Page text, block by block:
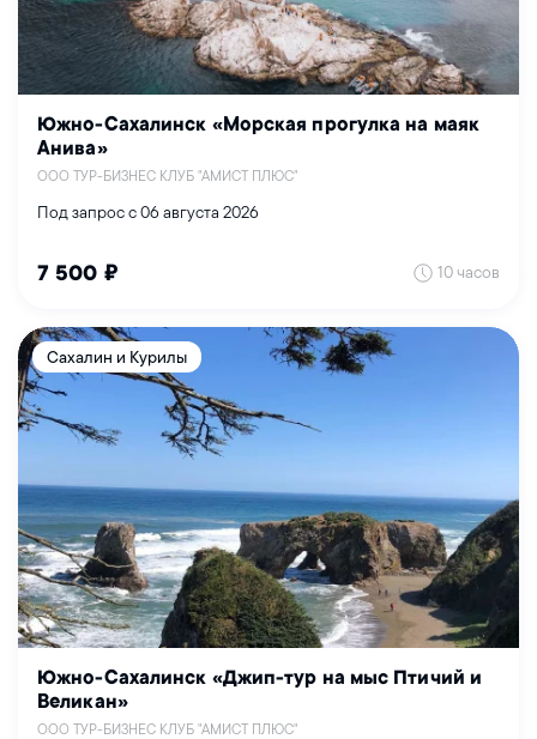
Южно-Сахалинск «Морская прогулка на маяк
Анива»
ООО ТУР-БИЗНЕС КЛУБ "АМИСТ ПЛЮС"
Под запрос с 06 августа 2026
7 500 ₽ 10 часов
Сахалин и Курилы
Южно-Сахалинск «Джип-тур на мыс Птичий и
Великан»
ООО ТУР-БИЗНЕС КЛУБ "АМИСТ ПЛЮС"